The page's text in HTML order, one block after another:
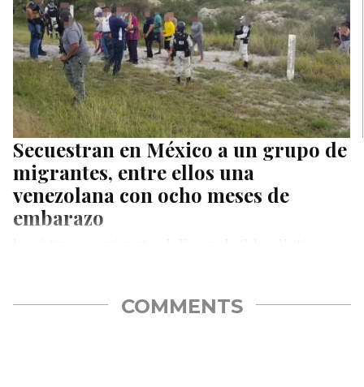
Secuestran en México a un grupo de
migrantes, entre ellos una
venezolana con ocho meses de
embarazo
COMMENTS